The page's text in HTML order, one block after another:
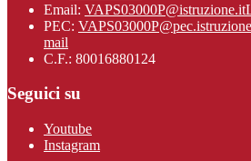
Email: VAPS03000P@istruzione.it
PEC:
mail
C.F.: 80016880124
Seguici su
Youtube
Instagram